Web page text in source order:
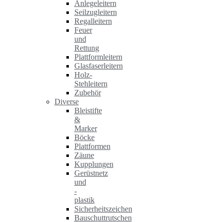
Anlegeleitern
Seilzugleitern
Regalleitern
Feuer
und
Rettung
Plattformleitern
Glasfaserleitern
Holz-
Stehleitern
Zubehör
Diverse
Bleistifte
&
Marker
Böcke
Plattformen
Zäune
Kupplungen
Gerüstnetz
und
-
plastik
Sicherheitszeichen
Bauschuttrutschen